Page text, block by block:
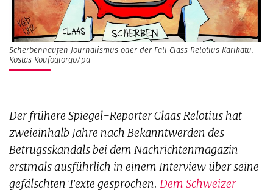
Scherbenhaufen Journalismus oder der Fall Class Relotius Karikatu.
Kostas Koufogiorgo/pa
Der frühere Spiegel-Reporter Claas Relotius hat
zweieinhalb Jahre nach Bekanntwerden des
Betrugsskandals bei dem Nachrichtenmagazin
erstmals ausführlich in einem Interview über seine
gefälschten Texte gesprochen. Dem Schweizer